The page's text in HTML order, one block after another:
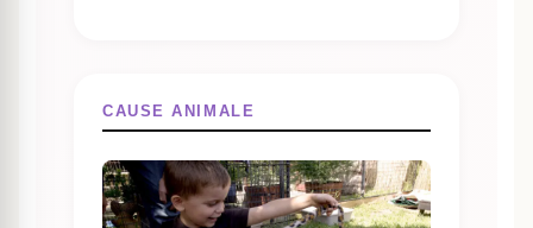
CAUSE ANIMALE